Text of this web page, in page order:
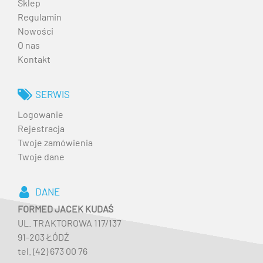
Sklep
Regulamin
Nowości
O nas
Kontakt
SERWIS
Logowanie
Rejestracja
Twoje zamówienia
Twoje dane
DANE
FORMED JACEK KUDAŚ
UL. TRAKTOROWA 117/137
91-203 ŁÓDŹ
tel. (42) 673 00 76